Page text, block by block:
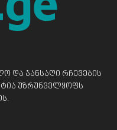
და ჯანსაღი რჩევების
უზრუნველყოფს